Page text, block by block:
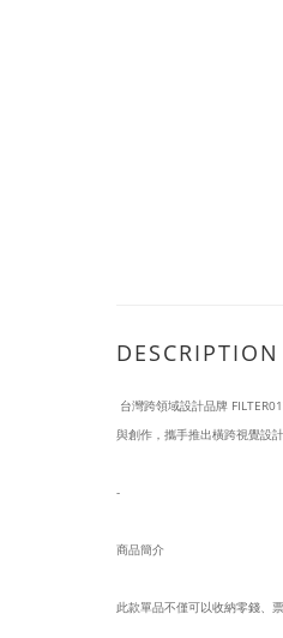
DESCRIPTION
台灣跨領域設計品牌
與創作，攜手推出橫跨視覺設
-
商品簡介
此款單品不僅可以收納零錢、